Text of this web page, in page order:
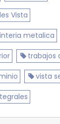
Vista
metalica
trabajos
vista